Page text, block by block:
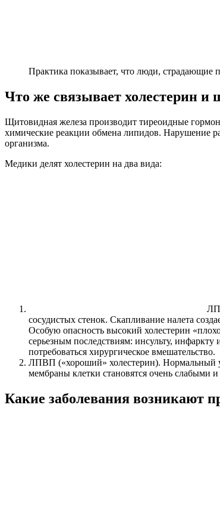
Практика показывает, что люди,
Что же связывает холестерин и
Щитовидная железа производит тиреоидные
химические реакции обмена липидов. Нарушение
организма.
Медики делят холестерин на два вида:
сосудистых стенок. Скапливание налета
Особую опасность высокий холестерин
серьезным последствиям: инсульту,
потребоваться хирургическое вмешательство.
ЛПВП («хороший» холестерин). Нормальный
мембраны клетки становятся очень слабыми
Какие заболевания возникают